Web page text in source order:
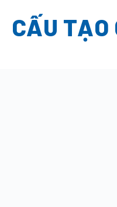
CẤU TẠO